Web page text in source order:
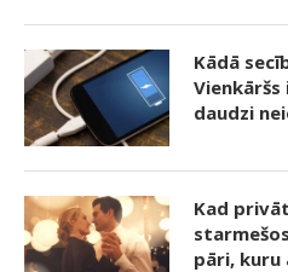
Kādā
daudzi
Kad
pāri, kuru